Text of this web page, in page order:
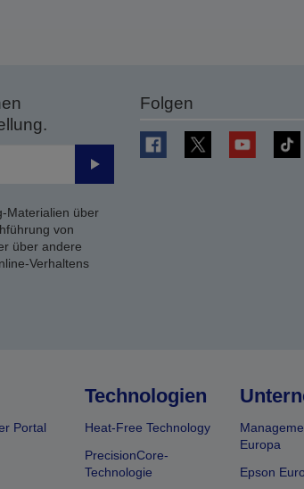
Senden
Materialien über
von
über andere
Verhaltens
Folgen
Portal
Technologien
Heat-Free Technology
PrecisionCore-
Technologie
Europa
Epson